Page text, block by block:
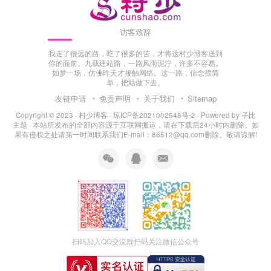
访客致辞
我走了很远的路，吃了很多的苦，才将这村少博客送到
你的面前。九载建站路，一路风雨泥泞，许多不容易。
如梦一场，仿佛昨天才接触网络。这一路，信念很简
单，把站做下去。
友链申请 免责声明 关于我们 Sitemap
Copyright © 2023 · 村少博客 · 琼ICP备2021002548号-2 · Powered by子比
主题 · 本站所发布的全部内容源于互联网搬运，请在下载后24小时内删除。如
果有侵权之处请第一时间联系我们E-mail：86512@qq.com删除。敬请谅解!
扫码加入QQ交流群扫码关注微信公众号